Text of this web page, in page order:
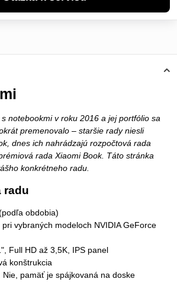
notebookmi v roku 2016 a jej portfólio sa
premenovalo – staršie rady niesli
dnes ich nahrádzajú rozpočtová rada
rada Xiaomi Book. Táto stránka
konkrétneho radu.
radu
obdobia)
vybraných modeloch NVIDIA GeForce
Full HD až 3,5K, IPS panel
konštrukcia
Nie, pamäť je spájkovaná na doske